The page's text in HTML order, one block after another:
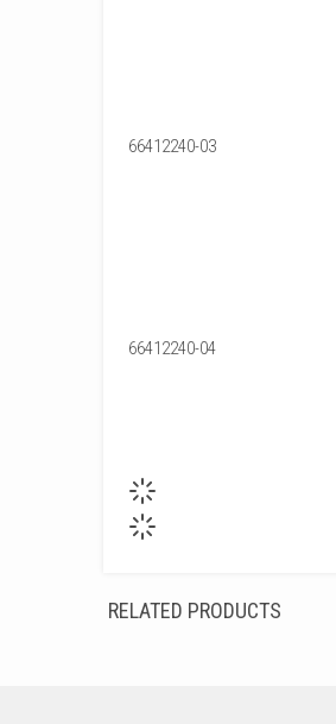
66412240-03
66412240-04
RELATED PRODUCTS